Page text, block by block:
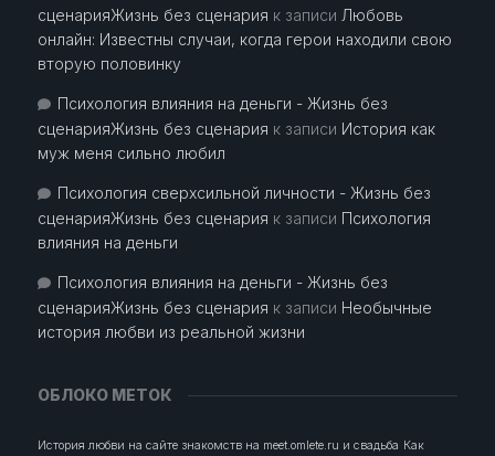
сценарияЖизнь без сценария к записи Любовь
онлайн: Известны случаи, когда герои находили свою
вторую половинку
Психология влияния на деньги - Жизнь без
сценарияЖизнь без сценария к записи История как
муж меня сильно любил
Психология сверхсильной личности - Жизнь без
сценарияЖизнь без сценария к записи Психология
влияния на деньги
Психология влияния на деньги - Жизнь без
сценарияЖизнь без сценария к записи Необычные
история любви из реальной жизни
ОБЛОКО МЕТОК
История любви на сайте знакомств на meet.omlete.ru и свадьба Как